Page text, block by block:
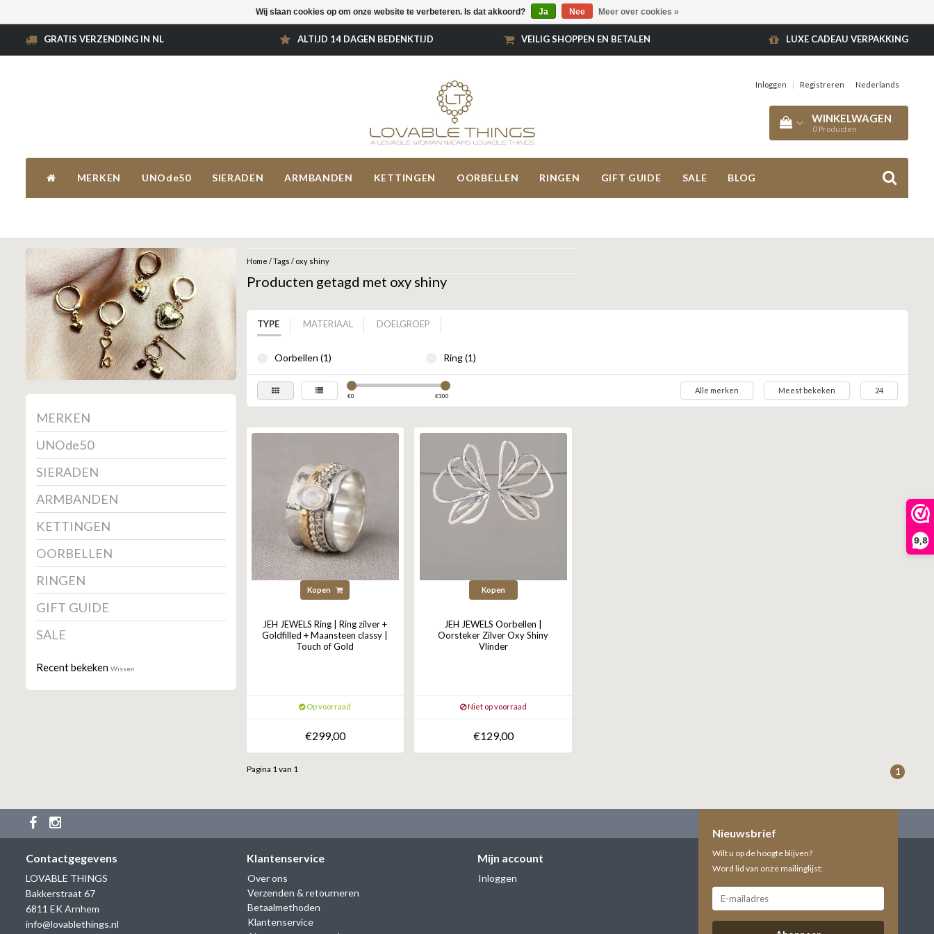
9,8
GRATIS VERZENDING IN NL ALTIJD 14 DAGEN BEDENKTIJD VEILIG SHOPPEN EN BETALEN LUXE CADEAU VERPAKKING
Inloggen | Registreren Nederlands
WINKELWAGEN
0 Producten
MERKEN UNOde50 SIERADEN ARMBANDEN KETTINGEN OORBELLEN RINGEN GIFT GUIDE SALE BLOG
MERKEN
UNOde50
SIERADEN
ARMBANDEN
KETTINGEN
OORBELLEN
RINGEN
GIFT GUIDE
SALE
Recent bekeken Wissen
Home /Tags / oxy shiny
Producten getagd met oxy shiny
TYPE MATERIAAL DOELGROEP
Oorbellen (1) Ring (1)
€0 €300
Alle merken Meest bekeken 24
Kopen
JEH JEWELS Ring | Ring zilver +
Goldfilled + Maansteen classy |
Touch of Gold
Op voorraad
€299,00
Kopen
JEH JEWELS Oorbellen |
Oorsteker Zilver Oxy Shiny
Vlinder
Niet op voorraad
€129,00
Pagina 1 van 1 1
Contactgegevens
LOVABLE THINGS
Bakkerstraat 67
6811 EK Arnhem
info@lovablethings.nl
Klantenservice
Over ons
Verzenden & retourneren
Betaalmethoden
Klantenservice
Mijn account
Inloggen
Nieuwsbrief
Wilt u op de hoogte blijven?
Word lid van onze mailinglijst:
Wij slaan cookies op om onze website te verbeteren. Is dat akkoord? Ja Nee Meer over cookies »